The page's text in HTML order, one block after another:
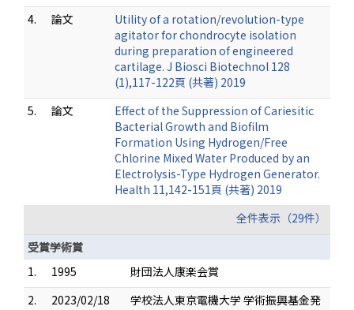
4.
論文
Utility of a rotation/revolution-type
agitator for chondrocyte isolation
during preparation of engineered
cartilage. J Biosci Biotechnol 128
(1),117-122頁 (共著) 2019
5.
論文
Effect of the Suppression of Cariesitic
Bacterial Growth and Biofilm
Formation Using Hydrogen/Free
Chlorine Mixed Water Produced by an
Electrolysis-Type Hydrogen Generator.
Health 11,142-151頁 (共著) 2019
全件表示（29件）
受賞学術賞
1.
1995
財団法人康楽会賞
2.
2023/02/18
学校法人東京電機大学 学術振興基金発